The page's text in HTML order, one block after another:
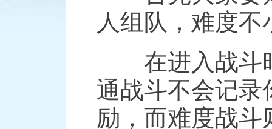
积分赛
人组队，难度
在进入战斗时
通战斗不会记录
励，而难度战斗